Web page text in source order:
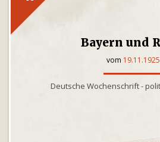
Bayern und
vom 19.11.1925
Deutsche Wochenschrift -